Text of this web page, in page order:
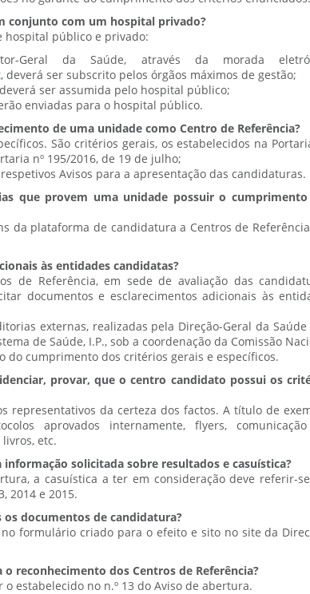
conjunto com um hospital privado?
hospital público e privado:
Geral da Saúde, através da morada
, deverá ser subscrito pelos órgãos máximos de gestão;
ser assumida pelo hospital público;
enviadas para o hospital público.
de uma unidade como Centro de Referência?
São critérios gerais, os estabelecidos na
nº 195/2016, de 19 de julho;
Avisos para a apresentação das candidaturas.
que provem uma unidade possuir o
da plataforma de candidatura a Centros de
às entidades candidatas?
de Referência, em sede de avaliação das
documentos e esclarecimentos adicionais às
externas, realizadas pela Direção-Geral da Saúde
de Saúde, I.P., sob a coordenação da Comissão
do cumprimento dos critérios gerais e específicos.
provar, que o centro candidato possui os
representativos da certeza dos factos. A título de
aprovados internamente, flyers,
etc.
solicitada sobre resultados e casuística?
a casuística a ter em consideração deve referir-
2014 e 2015.
documentos de candidatura?
formulário criado para o efeito e sito no site da
reconhecimento dos Centros de Referência?
estabelecido no n.º 13 do Aviso de abertura.